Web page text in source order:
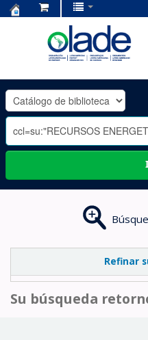
OLADE
-
Refinar
Su búsqueda